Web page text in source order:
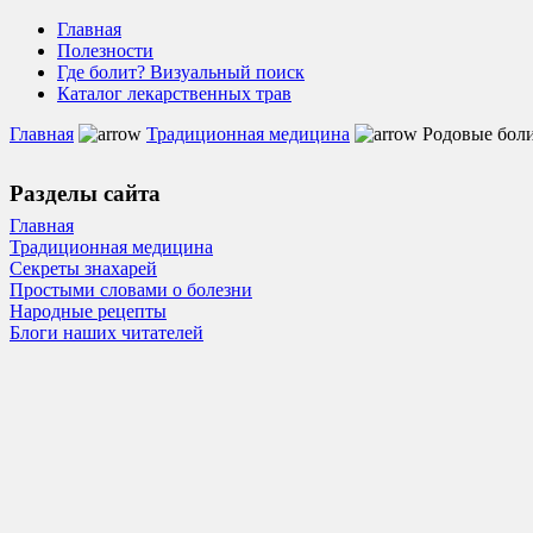
Главная
Полезности
Где болит? Визуальный поиск
Каталог лекарственных трав
Главная
Традиционная медицина Родовые
Разделы сайта
Главная
Традиционная медицина
Секреты знахарей
Простыми словами о болезни
Народные рецепты
Блоги наших читателей